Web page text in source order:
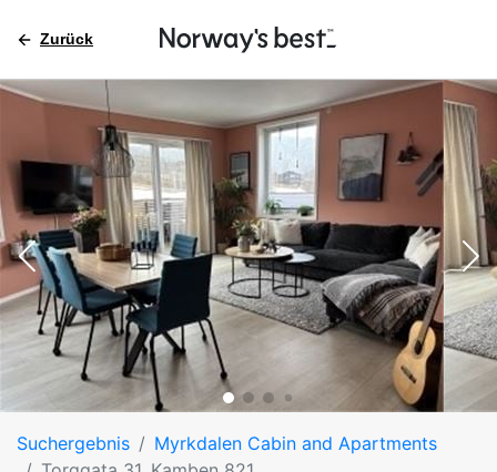
Zurück
Suchergebnis
Myrkdalen Cabin and Apartments